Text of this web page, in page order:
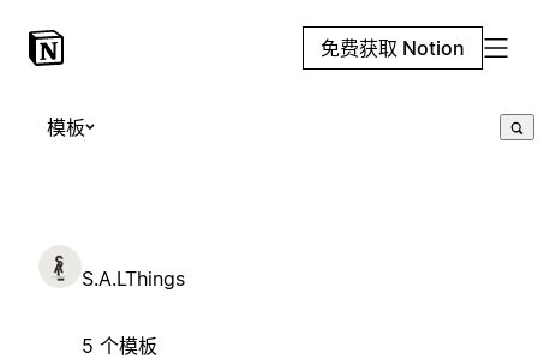
免费获取 Notion
模板
S.A.LThings
5 个模板